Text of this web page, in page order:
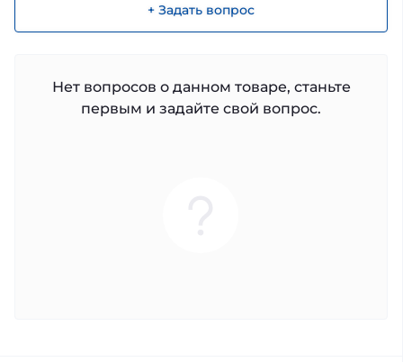
+ Задать вопрос
Нет вопросов о данном товаре, станьте
первым и задайте свой вопрос.